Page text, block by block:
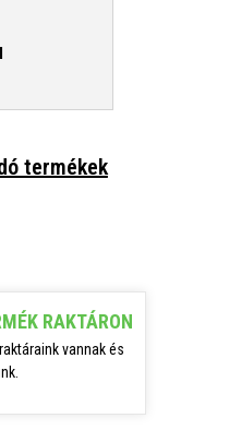
termékek
RAKTÁRON
vannak és